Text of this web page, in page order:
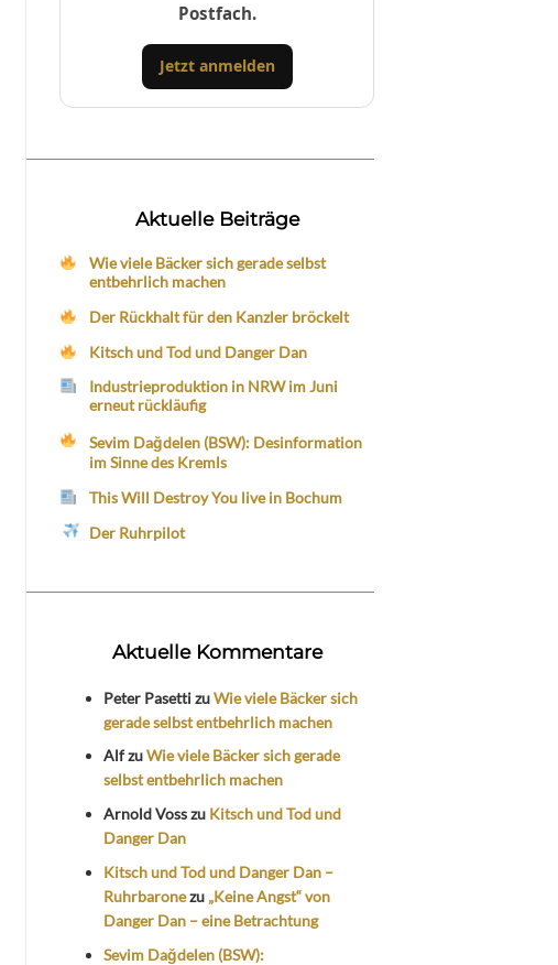
Postfach.
Jetzt anmelden
Aktuelle Beiträge
Wie viele Bäcker sich gerade selbst
entbehrlich machen
Der Rückhalt für den Kanzler bröckelt
Kitsch und Tod und Danger Dan
Industrieproduktion in NRW im Juni
erneut rückläufig
Sevim Dağdelen (BSW): Desinformation
im Sinne des Kremls
This Will Destroy You live in Bochum
Der Ruhrpilot
Aktuelle Kommentare
Peter PasettizuWie viele Bäcker sich
gerade selbst entbehrlich machen
AlfzuWie viele Bäcker sich gerade
selbst entbehrlich machen
Arnold Vosszu Kitsch und Tod und
Danger Dan
Kitsch und Tod und Danger Dan –
Ruhrbaronezu „Keine Angst“ von
Danger Dan – eine Betrachtung
Sevim Dağdelen (BSW):